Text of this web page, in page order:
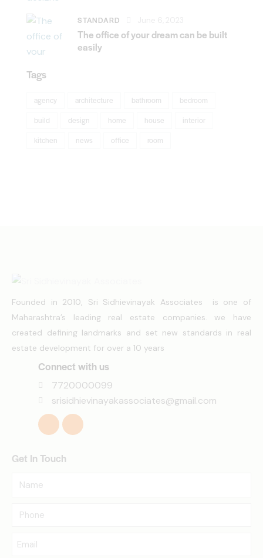
STANDARD
The office of your dream can be built
easily
Tags
agency architecture bathroom
bedroom
build
design home house
interior
kitchen
news office room
Founded in 2010, Sri Sidhievinayak Associates is one of
Maharashtra’s leading real estate companies. we have
created defining landmarks and set new standards in real
estate development for over a 10 years
Connect with us
7720000099
srisidhievinayakassociates@gmail.com
Get In Touch